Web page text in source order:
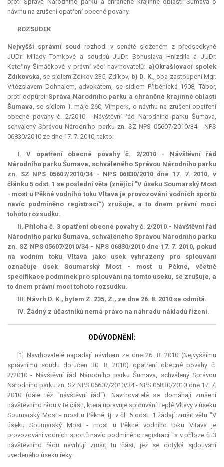
proti Správě Národního parku a chráněné krajinné oblasti Šumava o
návrhu na zrušení opatření obecné povahy.
ROZSUDEK
Nejvyšší správní soud rozhodl v senátě složeném z předsedkyně
JUDr. Milady Tomkové a soudců JUDr. Bohuslava Hnízdila a JUDr.
Kateřiny Šimáčkové v právní věci navrhovatelů: a)Okrašlovací spolek
Zdíkovska, se sídlem Zdíkov 235, Zdíkov, b) D. K., oba zastoupeni Mgr.
Vítězslavem Dohnalem, advokátem, se sídlem Příběnická 1908, Tábor,
proti odpůrci: Správa Národního parku a chráněné krajinné oblasti
Šumava, se sídlem 1. máje 260, Vimperk, o návrhu na zrušení opatření
obecné povahy č. 2/2010 - Návštěvní řád Národního parku Šumava,
schválený Správou Národního parku zn. SZ NPS 05607/2010/34 - NPS
06830/2010 ze dne 17. 7. 2010, takto:
I. V opatření obecné povahy č. 2/2010 - Návštěvní řád
Národního parku Šumava, schváleného Správou Národního parku
zn. SZ NPS 05607/2010/34 - NPS 06830/2010 dne 17. 7. 2010, v
článku 5 odst. 1 se poslední věta (znějící "V úseku Soumarský Most
- most u Pěkné vodního toku Vltava je provozování vodních sportů
navíc podmíněno registrací“) zrušuje, a to dnem právní moci
tohoto rozsudku.
II. Příloha č. 3 opatření obecné povahy č. 2/2010 - Návštěvní řád
Národního parku Šumava, schváleného Správou Národního parku
zn. SZ NPS 05607/2010/34 - NPS 06830/2010 dne 17. 7. 2010, pokud
na vodním toku Vltava jako úsek vyhrazený pro splouvání
označuje úsek Soumarský Most - most u Pěkné, včetně
specifikace podmínek pro splouvání na tomto úseku, se zrušuje, a
to dnem právní moci tohoto rozsudku.
III. Návrh D. K., bytem Z. 235, Z., ze dne 26. 8. 2010 se odmítá.
IV. Žádný z účastníků nemá právo na náhradu nákladů řízení.
ODŮVODNĚNÍ:
[1] Navrhovatelé napadají návrhem ze dne 26. 8. 2010 (Nejvyššímu
správnímu soudu doručen 30. 8. 2010) opatření obecné povahy č.
2/2010 - Návštěvní řád Národního parku Šumava, schválený Správou
Národního parku zn. SZ NPS 05607/2010/34 - NPS 06830/2010 dne 17. 7.
2010 (dále též "návštěvní řád“). Navrhovatelé se domáhají zrušení
návštěvního řádu v té části, která upravuje splouvání Teplé Vltavy v úseku
Soumarský Most - most u Pěkné, tj. v čl. 5 odst. 1 žádají zrušit větu "V
úseku Soumarský Most - most u Pěkné vodního toku Vltava je
provozování vodních sportů navíc podmíněno registrací.“ a v příloze č. 3
návštěvního řádu navrhují zrušit tu část, jež se dotýká splouvání
uvedeného úseku řeky.